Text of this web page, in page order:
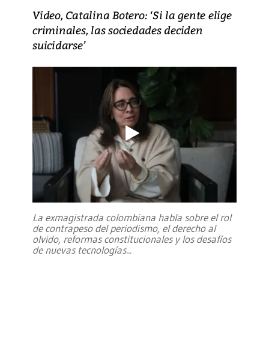
Video, Catalina Botero: ‘Si la gente elige
criminales, las sociedades deciden
suicidarse’
La exmagistrada colombiana habla sobre el rol
de contrapeso del periodismo, el derecho al
olvido, reformas constitucionales y los desafíos
de nuevas tecnologías...